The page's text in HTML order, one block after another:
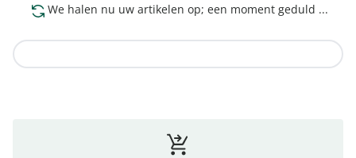
We halen nu uw artikelen op; een moment geduld ...